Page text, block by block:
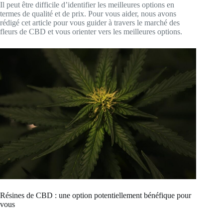
Il peut être difficile d’identifier les meilleures options en
termes de qualité et de prix. Pour vous aider, nous avons
rédigé cet article pour vous guider à travers le marché des
fleurs de CBD et vous orienter vers les meilleures options.
Résines de CBD : une option potentiellement bénéfique pour
vous